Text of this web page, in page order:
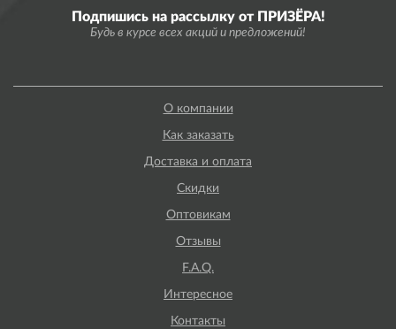
Подпишись на рассылку от ПРИЗЁРА!
Будь в курсе всех акций и предложений!
О компании
Как заказать
Доставка и оплата
Скидки
Оптовикам
Отзывы
F.A.Q.
Интересное
Контакты